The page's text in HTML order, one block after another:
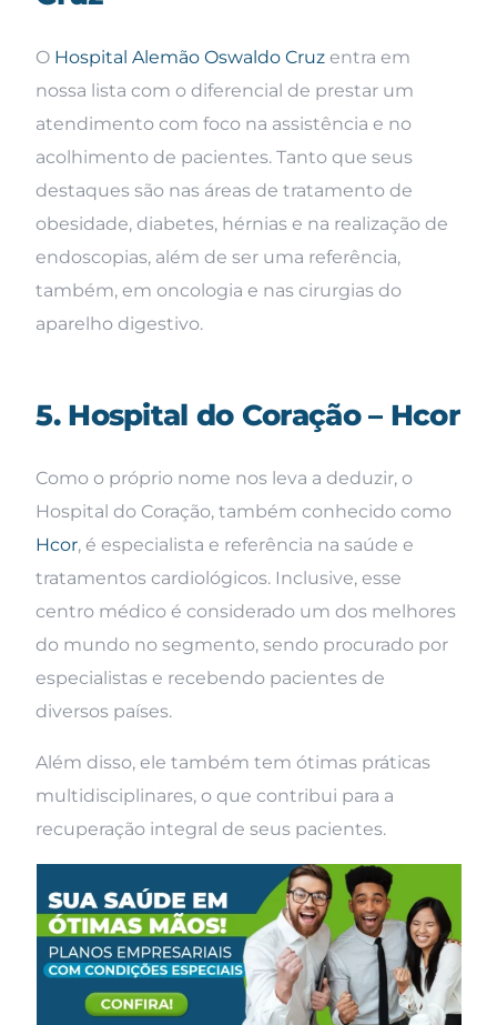
O Hospital Alemão Oswaldo Cruz entra em
nossa lista com o diferencial de prestar um
atendimento com foco na assistência e no
acolhimento de pacientes. Tanto que seus
destaques são nas áreas de tratamento de
obesidade, diabetes, hérnias e na realização de
endoscopias, além de ser uma referência,
também, em oncologia e nas cirurgias do
aparelho digestivo.
5. Hospital do Coração – Hcor
Como o próprio nome nos leva a deduzir, o
Hospital do Coração, também conhecido como
Hcor, é especialista e referência na saúde e
tratamentos cardiológicos. Inclusive, esse
centro médico é considerado um dos melhores
do mundo no segmento, sendo procurado por
especialistas e recebendo pacientes de
diversos países.
Além disso, ele também tem ótimas práticas
multidisciplinares, o que contribui para a
recuperação integral de seus pacientes.